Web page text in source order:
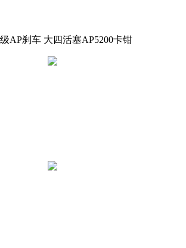
刹车 大四活塞AP5200卡钳